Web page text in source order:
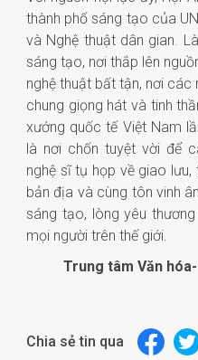
thành phố sáng tạo của
và Nghệ thuật dân gian.
sáng tạo, nơithắp lên
nghệ thuật bất tận, nơi
chung giọng hát và tinh
xướng quốc tế Việt Nam
là nơi chốn tuyệt vời để
nghệ sĩ tụ họp về giao
bản địa và cùng tôn vinh
sáng tạo, lòng yêu
mọi người trên thế giới.
Trung tâm Văn
Chia sẻ tin qua